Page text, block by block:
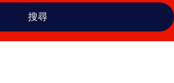
搜尋